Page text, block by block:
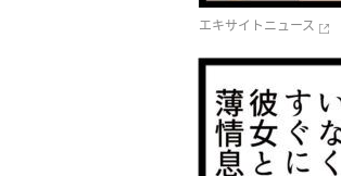
エキサイトニュース